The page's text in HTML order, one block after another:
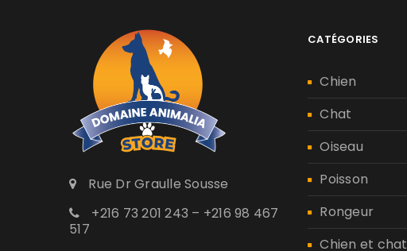
Rue Dr Graulle Sousse
+216 73 201 243 – +216 98 467
517
CATÉGORIES
Chien
Chat
Oiseau
Poisson
Rongeur
Chien et chat